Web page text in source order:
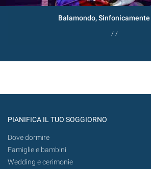
Balamondo,
/ /
PIANIFICA IL TUO SOGGIORNO
Dove dormire
Famiglie e bambini
Wedding e cerimonie